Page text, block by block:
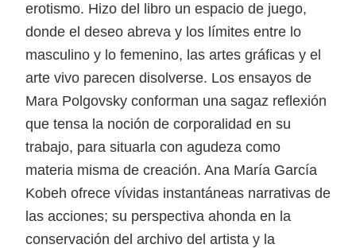
erotismo. Hizo del libro un espacio de juego,
donde el deseo abreva y los límites entre lo
masculino y lo femenino, las artes gráficas y el
arte vivo parecen disolverse. Los ensayos de
Mara Polgovsky conforman una sagaz reflexión
que tensa la noción de corporalidad en su
trabajo, para situarla con agudeza como
materia misma de creación. Ana María García
Kobeh ofrece vívidas instantáneas narrativas de
las acciones; su perspectiva ahonda en la
conservación del archivo del artista y la